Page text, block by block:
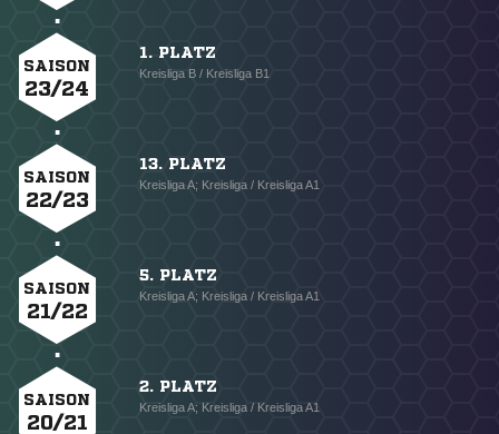
SAISON
23/24
1. PLATZ
Kreisliga B / Kreisliga B1
SAISON
22/23
13. PLATZ
Kreisliga A; Kreisliga / Kreisliga A1
SAISON
21/22
5. PLATZ
Kreisliga A; Kreisliga / Kreisliga A1
SAISON
20/21
2. PLATZ
Kreisliga A; Kreisliga / Kreisliga A1